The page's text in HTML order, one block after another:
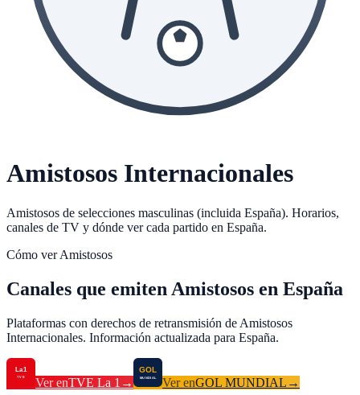
Amistosos Internacionales
Amistosos de selecciones masculinas (incluida España). Horarios,
canales de TV y dónde ver cada partido en España.
Cómo verAmistosos
Canales que emiten Amistosos en España
Plataformas con derechos de retransmisión de Amistosos
Internacionales. Información actualizada para España.
Ver enTVE La 1 → Ver enGOL MUNDIAL →